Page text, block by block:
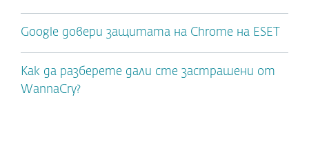
Google довери защитата на Chrome на ESET
Как да разберете дали сте застрашени от
WannaCry?